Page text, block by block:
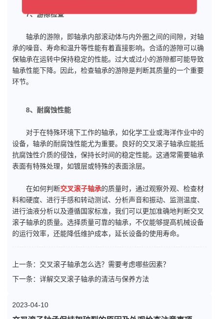
7、游隙检查
轴承的游隙，即轴承内部滚动体与内外圈之间的间隙，对轴
承的噪音、寿命和温升等性能有着直接影响。合适的游隙可以确
保轴承在运转中保持稳定的性能。过大或过小的游隙都可能导致
轴承性能下降。因此，检查轴承的游隙是判断其质量的一个重要
环节。
8、耐腐蚀性能
对于在特殊环境下工作的轴承，如化学工业或海洋作业中的
设备，轴承的耐腐蚀性能尤为重要。良好的交叉滚子轴承应能抵
抗腐蚀性介质的侵蚀，保持长时间的稳定性能。这通常需要轴承
表面有特殊处理，如镀层或特殊的表面涂层。
在如何判断交叉滚子轴承的质量时，通过观察外观、检查材
料和硬度、进行手感和转动测试、分析声音和振动、监测温度、
进行油液分析以及遵循国家标准，我们可以更加准确地判断交叉
滚子轴承的质量。选择质量可靠的轴承，不仅能够提高机械设备
的运行效率，还能降低维护成本，延长设备的使用寿命。
上一条： 交叉滚子轴承怎么选？需要考虑哪些因素？
下一条： 详解交叉滚子轴承的清洁与保养方法
2023-04-10